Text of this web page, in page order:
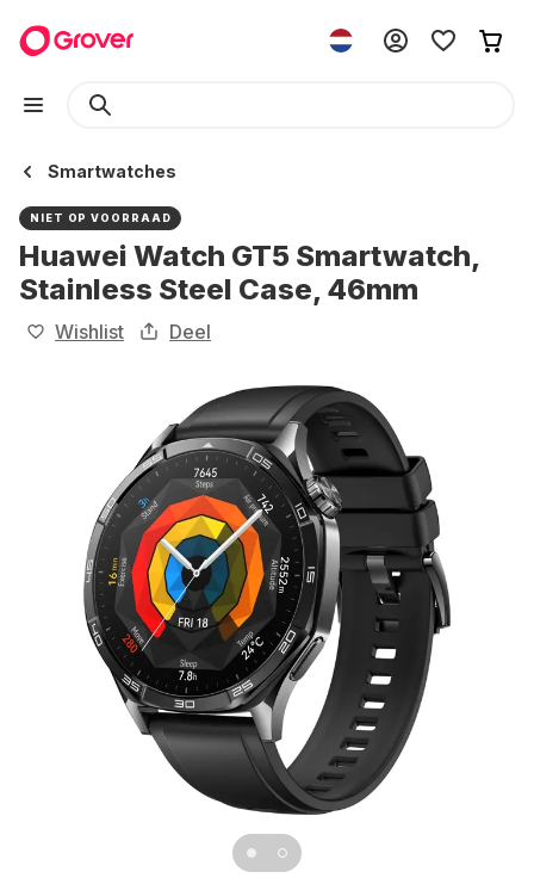
Smartwatches
NIET OP VOORRAAD
Huawei Watch GT5 Smartwatch,
Stainless Steel Case, 46mm
Wishlist Deel